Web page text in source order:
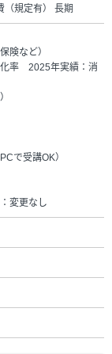
（規定有） 長期
険など）
化率 2025年実績：消
で受講OK）
変更なし